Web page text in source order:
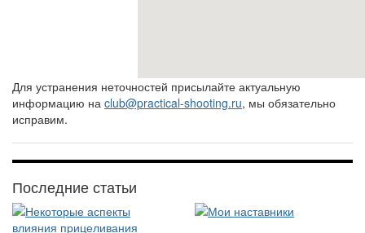
Для устранения неточностей присылайте актуальную
информацию на club@practical-shooting.ru, мы обязательно
исправим.
Последние статьи